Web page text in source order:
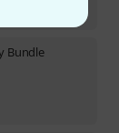
Bundle